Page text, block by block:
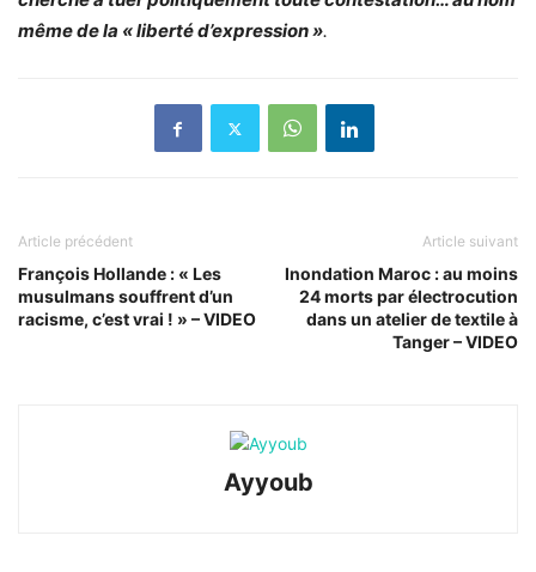
même de la « liberté d’expression ».
Article précédent
François Hollande : « Les
musulmans souffrent d’un
racisme, c’est vrai ! » – VIDEO
Article suivant
Inondation Maroc : au moins
24 morts par électrocution
dans un atelier de textile à
Tanger – VIDEO
Ayyoub